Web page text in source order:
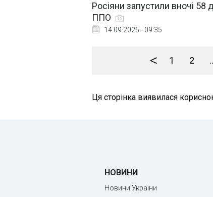
Росіяни запустили вночі 58
ППО
14.09.2025 - 09:35
< 1 2
Ця сторінка виявилася
НОВИНИ
Новини України